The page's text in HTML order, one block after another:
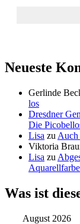
Neueste
Gerlinde
los
Dresdner
Die
Lisa zu Auch
Viktoria
Lisa zu
Was ist
August 2026